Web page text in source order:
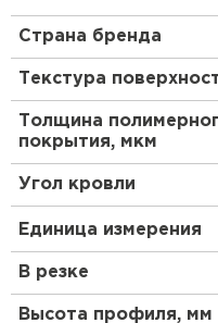
Страна бренда
Текстура
Толщина
покрытия, мкм
Угол кровли
Единица измерения
В резке
Высота профиля, мм